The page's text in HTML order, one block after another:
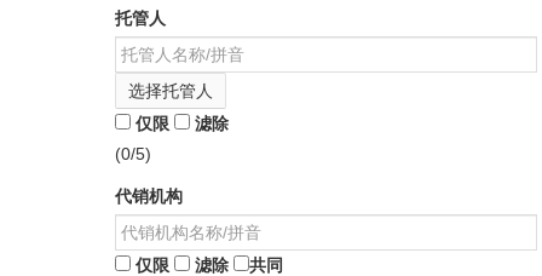
托管人
选择托管人
仅限
滤除
(0/5)
代销机构
仅限 滤除
共同